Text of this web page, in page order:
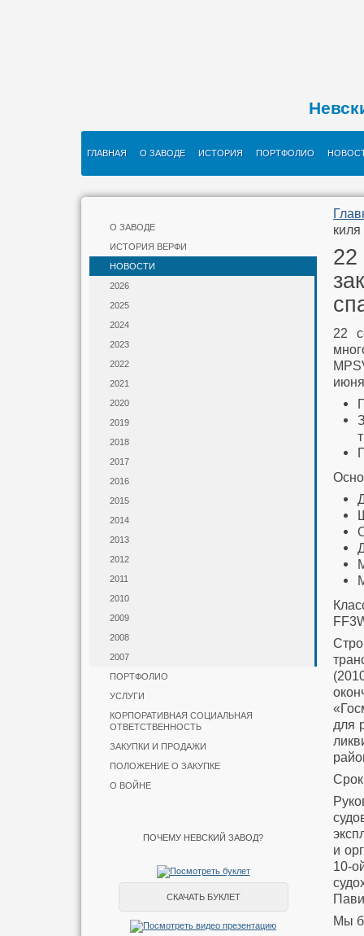
ГЛАВНАЯ О ЗАВОДЕ ИСТОРИЯ ПОРТФОЛИО
О ЗАВОДЕ
ИСТОРИЯ ВЕРФИ
НОВОСТИ
2026
2025
2024
2023
2022
2021
2020
2019
2018
2017
2016
2015
2014
2013
2012
2011
2010
2009
2008
2007
ПОРТФОЛИО
УСЛУГИ
КОРПОРАТИВНАЯ СОЦИАЛЬНАЯ
ОТВЕТСТВЕННОСТЬ
ЗАКУПКИ И ПРОДАЖИ
ПОЛОЖЕНИЕ О ЗАКУПКЕ
О ВОЙНЕ
ПОЧЕМУ НЕВСКИЙ ЗАВОД?
СКАЧАТЬ БУКЛЕТ
22
22
для
и
10-
Мы